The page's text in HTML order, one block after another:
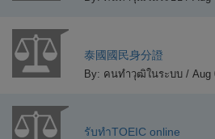
泰國國民身分證
By: คนทำวุฒิในระบบ / Aug
รับทำTOEIC online